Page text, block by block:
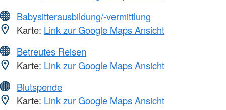
Babysitterausbildung/-vermittlung
Karte: Link zur Google Maps Ansicht
Betreutes Reisen
Karte: Link zur Google Maps Ansicht
Blutspende
Karte: Link zur Google Maps Ansicht